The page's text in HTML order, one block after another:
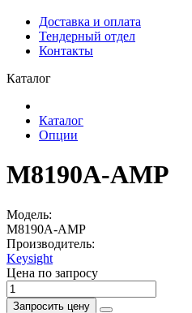
Доставка и оплата
Тендерный отдел
Контакты
Каталог
Каталог
Опции
M8190A-AMP
Модель:
M8190A-AMP
Производитель:
Keysight
Цена по запросу
Запросить цену